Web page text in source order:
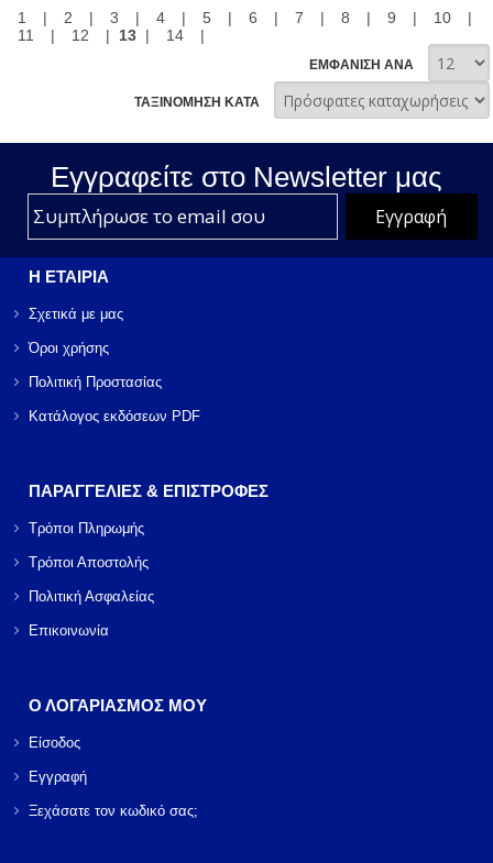
1 | 2 | 3 | 4 | 5 | 6 | 7 | 8 | 9 | 10
|
11
| 12 | 13| 14 |
ΕΜΦΑΝΙΣΗ ΑΝΑ
ΤΑΞΙΝΟΜΗΣΗ ΚΑΤΑ
Εγγραφείτε στο Νewsletter μας
Η ΕΤΑΙΡΙΑ
Σχετικά με μας
Όροι χρήσης
Πολιτική Προστασίας
Κατάλογος εκδόσεων PDF
ΠΑΡΑΓΓΕΛΙΕΣ & ΕΠΙΣΤΡΟΦΕΣ
Τρόποι Πληρωμής
Τρόποι Αποστολής
Πολιτική Ασφαλείας
Επικοινωνία
Ο ΛΟΓΑΡΙΑΣΜΟΣ ΜΟΥ
Είσοδος
Εγγραφή
Ξεχάσατε τον κωδικό σας;